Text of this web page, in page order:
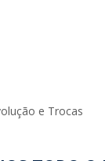
e Trocas